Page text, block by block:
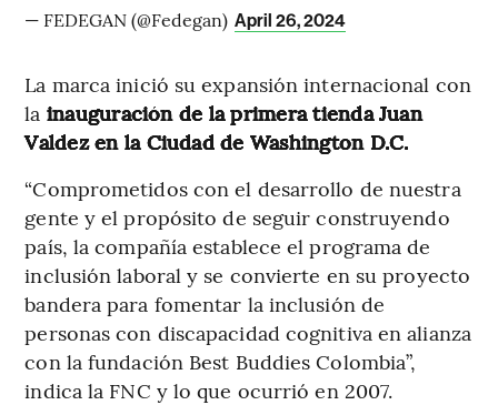
— FEDEGAN (@Fedegan) April 26, 2024
La marca inició su expansión internacional con
la inauguración de la primera tienda Juan
Valdez en la Ciudad de Washington D.C.
“Comprometidos con el desarrollo de nuestra
gente y el propósito de seguir construyendo
país, la compañía establece el programa de
inclusión laboral y se convierte en su proyecto
bandera para fomentar la inclusión de
personas con discapacidad cognitiva en alianza
con la fundación Best Buddies Colombia”,
indica la FNC y lo que ocurrió en 2007.